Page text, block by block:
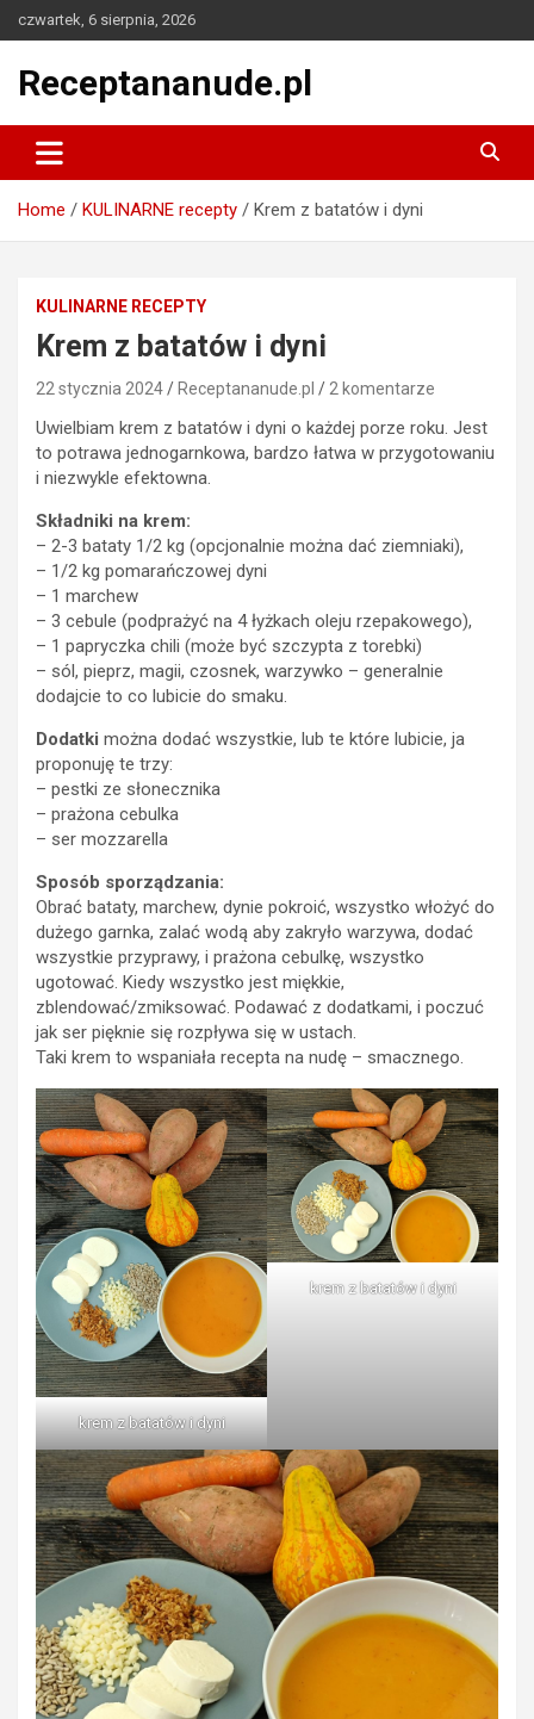
to
czwartek, 6 sierpnia, 2026
Receptananude.pl
Home KULINARNE recepty Krem z batatów i dyni
KULINARNE RECEPTY
Krem z batatów i dyni
22 stycznia 2024 Receptananude.pl 2 komentarze
Uwielbiam krem z batatów i dyni o każdej porze roku. Jest
to potrawa jednogarnkowa, bardzo łatwa w przygotowaniu
i niezwykle efektowna.
Składniki na krem:
– 2-3 bataty 1/2 kg (opcjonalnie można dać ziemniaki),
– 1/2 kg pomarańczowej dyni
– 1 marchew
– 3 cebule (podprażyć na 4 łyżkach oleju rzepakowego),
– 1 papryczka chili (może być szczypta z torebki)
– sól, pieprz, magii, czosnek, warzywko – generalnie
dodajcie to co lubicie do smaku.
Dodatki można dodać wszystkie, lub te które lubicie, ja
proponuję te trzy:
– pestki ze słonecznika
– prażona cebulka
– ser mozzarella
Sposób sporządzania:
Obrać bataty, marchew, dynie pokroić, wszystko włożyć do
dużego garnka, zalać wodą aby zakryło warzywa, dodać
wszystkie przyprawy, i prażona cebulkę, wszystko
ugotować. Kiedy wszystko jest miękkie,
zblendować/zmiksować. Podawać z dodatkami, i poczuć
jak ser pięknie się rozpływa się w ustach.
Taki krem to wspaniała recepta na nudę – smacznego.
krem z batatów i dyni
krem z batatów i dyni